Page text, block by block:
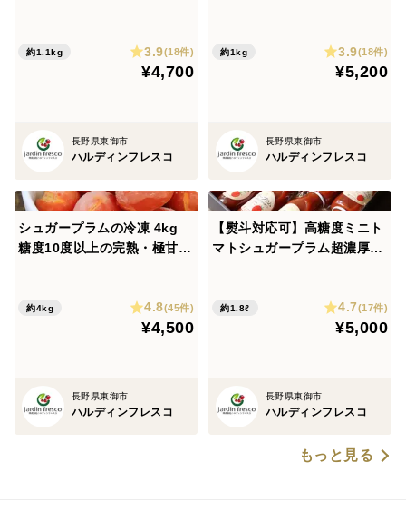
商品のお届けについて
あり）
合わせ、および発送は平日営業時間内のご対応となりま
す。ご了承ください。
・1本あたりの内容量：180ml
0.1g
約1.1kg 3.9(18件)
¥4,700
長野県東御市
ハルディンフレスコ
約1kg 3.9(18件)
¥5,200
長野県東御市
ハルディンフレスコ
シュガープラムの冷凍 4kg
糖度10度以上の完熟・極甘・
約4kg 4.8(45件)
¥4,500
長野県東御市
ハルディンフレスコ
【熨斗対応可】高糖度ミニト
マトシュガープラム超濃厚・
お歳暮などに(300178)
約1.8ℓ 4.7(17件)
¥5,000
長野県東御市
ハルディンフレスコ
もっと見る